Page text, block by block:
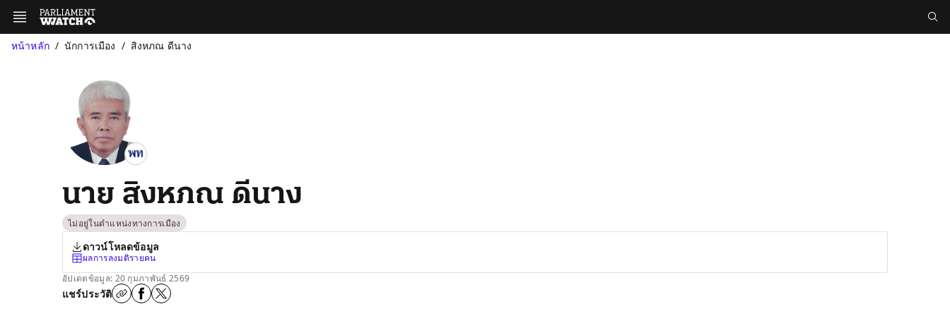
หน้าหลัก นักการเมือง สิงหภณ ดีนาง
นาย สิงหภณ ดีนาง
ไม่อยู่ในตำแหน่งทางการเมือง
ดาวน์โหลดข้อมูล
ผลการลงมติรายคน
อัปเดตข้อมูล: 20 กุมภาพันธ์ 2569
แชร์ประวัติ